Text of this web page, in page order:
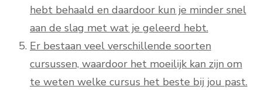
hebt behaald en daardoor kun je minder snel
aan de slag met wat je geleerd hebt.
Er bestaan veel verschillende soorten
cursussen, waardoor het moeilijk kan zijn om
te weten welke cursus het beste bij jou past.